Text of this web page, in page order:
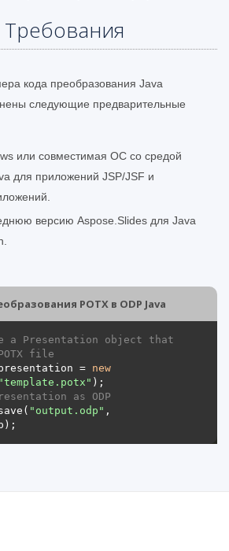
кода преобразования Java
следующие предварительные
или совместимая ОС со средой
для приложений JSP/JSF и
версию Aspose.Slides для Java
POTX в ODP Java
Presentation object that
file
= new
"template.potx"
as ODP
"output.odp" ,